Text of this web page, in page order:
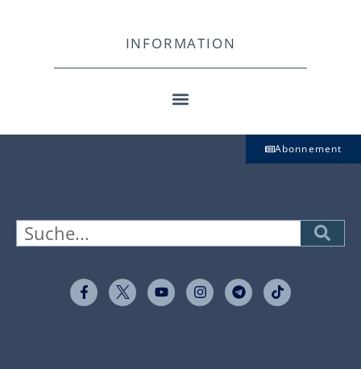
INFORMATION
Abonnement